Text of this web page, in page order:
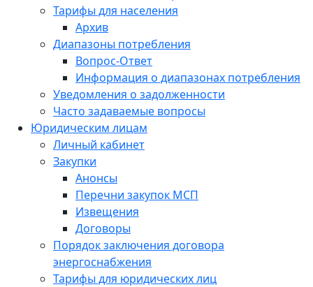
Тарифы для населения
Архив
Диапазоны потребления
Вопрос-Ответ
Информация о диапазонах потребления
Уведомления о задолженности
Часто задаваемые вопросы
Юридическим лицам
Личный кабинет
Закупки
Анонсы
Перечни закупок МСП
Извещения
Договоры
Порядок заключения договора
энергоснабжения
Тарифы для юридических лиц